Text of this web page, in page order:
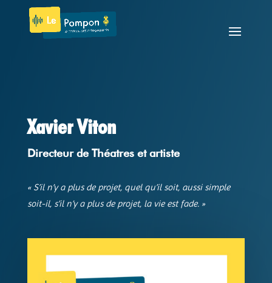
Xavier Viton
Directeur de Théatres et artiste
« S’il n’y a plus de projet, quel qu’il soit, aussi simple
soit-il, s’il n’y a plus de projet, la vie est fade. »